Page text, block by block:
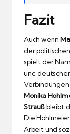
Fazit
Auch wenn
der
spielt der
und
Monika
Straußbleibt
Die
Arbeit und